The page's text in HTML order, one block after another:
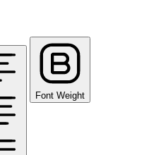
Font Weight